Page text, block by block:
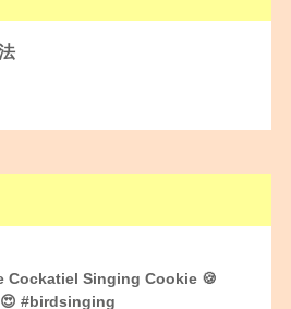
Cockatiel Singing Cookie 🍪
#birdsinging